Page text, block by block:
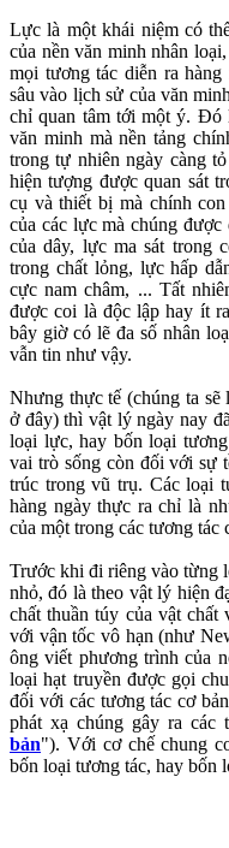
Lực là một khái niệm có
của nền văn minh nhân
mọi tương tác diễn ra
sâu vào lịch sử của văn
chỉ quan tâm tới một ý. Đó
văn minh mà nền tảng
trong tự nhiên ngày càng
hiện tượng được quan sát
cụ và thiết bị mà chính
của các lực mà chúng
của dây, lực ma sát trong
trong chất lỏng, lực hấp
cực nam châm, ... Tất
được coi là độc lập hay ít
bây giờ có lẽ đa số nhân
vẫn tin như vậy.
Nhưng thực tế (chúng ta
ở đây) thì vật lý ngày nay
loại lực, hay bốn loại
vai trò sống còn đối với sự
trúc trong vũ trụ. Các loại
hàng ngày thực ra chỉ là
của một trong các tương tác
Trước khi đi riêng vào từng
nhỏ, đó là theo vật lý hiện
chất thuần túy của vật
với vận tốc vô hạn (như
ông viết phương trình của
loại hạt truyền được gọi
đối với các tương tác cơ
phát xạ chúng gây ra
bản"). Với cơ chế chung
bốn loại tương tác, hay bốn